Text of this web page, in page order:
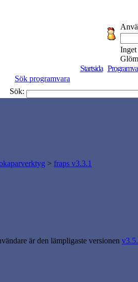
Inget
Startsida
Sök programvara
Sök:
> fraps v3.3.1
är den lämpligaste versionen